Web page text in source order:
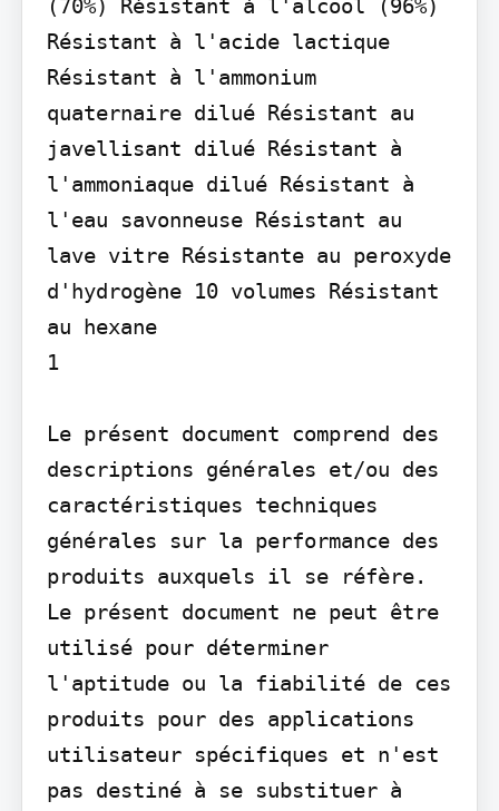
(70%) Résistant à l'alcool (96%)
Résistant à l'acide lactique
Résistant à l'ammonium
quaternaire dilué Résistant au
javellisant dilué Résistant à
l'ammoniaque dilué Résistant à
l'eau savonneuse Résistant au
lave vitre Résistante au peroxyde
d'hydrogène 10 volumes Résistant
au hexane
1
Le présent document comprend des
descriptions générales et/ou des
caractéristiques techniques
générales sur la performance des
produits auxquels il se réfère.
Le présent document ne peut être
utilisé pour déterminer
l'aptitude ou la fiabilité de ces
produits pour des applications
utilisateur spécifiques et n'est
pas destiné à se substituer à